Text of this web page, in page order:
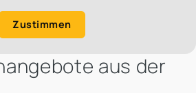
Zustimmen
aus der